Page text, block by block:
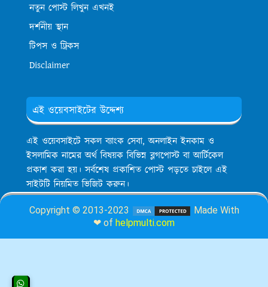
নতুন পোস্ট লিখুন এখনই
দর্শনীয় স্থান
টিপস ও ট্রিকস
Disclaimer
এই ওয়েবসাইটের উদ্দেশ্য
এই ওয়েবসাইটে সকল ব্যাংক সেবা, অনলাইন ইনকাম ও
ইসলামিক নামের অর্থ বিষয়ক বিভিন্ন ব্লগপোস্ট বা আর্টিকেল
প্রকাশ করা হয়। সর্বশেষ প্রকাশিত পোস্ট পড়তে চাইলে এই
সাইটটি নিয়মিত ভিজিট করুন।
Copyright © 2013-2023
Made With
❤ of helpmulti.com